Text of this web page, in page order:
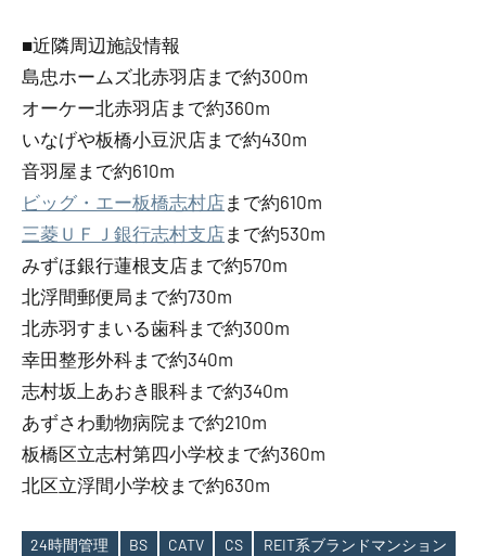
■近隣周辺施設情報
島忠ホームズ北赤羽店まで約300m
オーケー北赤羽店まで約360m
いなげや板橋小豆沢店まで約430m
音羽屋まで約610m
ビッグ・エー板橋志村店まで約610m
三菱ＵＦＪ銀行志村支店まで約530m
みずほ銀行蓮根支店まで約570m
北浮間郵便局まで約730m
北赤羽すまいる歯科まで約300m
幸田整形外科まで約340m
志村坂上あおき眼科まで約340m
あずさわ動物病院まで約210m
板橋区立志村第四小学校まで約360m
北区立浮間小学校まで約630m
24時間管理 BS CATV CS
REIT系ブランドマンション